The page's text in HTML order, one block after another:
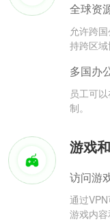
全球资
允许跨
持跨区域
多国办
员工可
制。
游戏
访问游
通过
游戏内容